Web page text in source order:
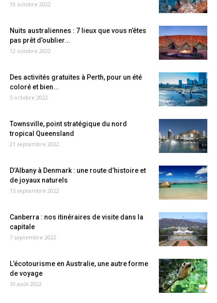
19 octobre 2022
Nuits australiennes : 7 lieux que vous n’êtes
pas prêt d’oublier...
12 octobre 2022
Des activités gratuites à Perth, pour un été
coloré et bien...
5 octobre 2022
Townsville, point stratégique du nord
tropical Queensland
21 septembre 2022
D’Albany à Denmark : une route d’histoire et
de joyaux naturels
15 septembre 2022
Canberra : nos itinéraires de visite dans la
capitale
7 septembre 2022
L’écotourisme en Australie, une autre forme
de voyage
10 août 2022